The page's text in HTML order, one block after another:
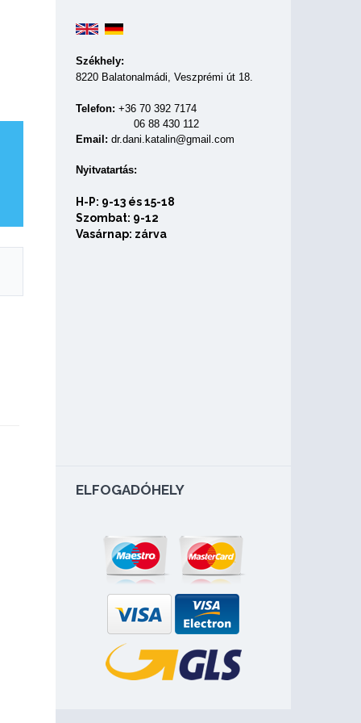
Székhely:
8220 Balatonalmádi, Veszprémi út 18.
Telefon: +36 70 392 7174
06 88 430 112
Email: dr.dani.katalin@gmail.com
Nyitvatartás:
H-P: 9-13 és 15-18
Szombat: 9-12
Vasárnap: zárva
ELFOGADÓHELY